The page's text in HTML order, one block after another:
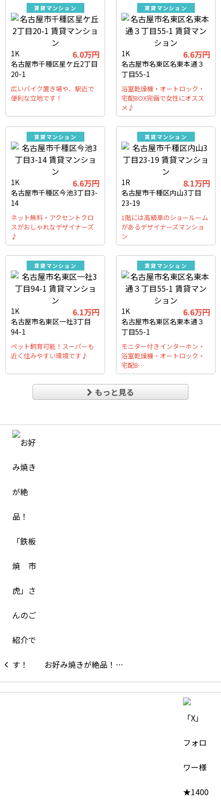
賃貸マンション
1K 6.0万円
名古屋市千種区星ケ丘2丁目
20-1
広いバイク置き場や、駅近で
便利な立地です！
賃貸マンション
1K 6.6万円
名古屋市名東区名東本通３
丁目55-1
浴室乾燥機・オートロック・
宅配BOX完備で女性にオスス
メ♪
賃貸マンション
1K 6.6万円
名古屋市千種区今池3丁目3-
14
ネット無料・アクセントクロ
スがおしゃれなデザイナーズ
♪
賃貸マンション
1R 8.1万円
名古屋市千種区内山3丁目
23-19
1階には高級車のショールーム
があるデザイナーズマンショ
ン
賃貸マンション
1K 6.1万円
名古屋市名東区一社3丁目
94-1
ペット飼育可能！スーパーも
近く住みやすい環境です♪
賃貸マンション
1K 6.6万円
名古屋市名東区名東本通３
丁目55-1
モニター付きインターホン・
浴室乾燥機・オートロック・
宅配B…
もっと見る
お好み焼きが絶品！…